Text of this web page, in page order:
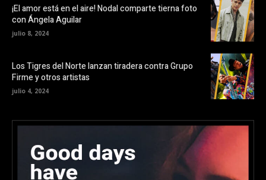
¡El amor está en el aire! Nodal comparte tierna foto
con Ángela Aguilar
julio 8, 2024
Los Tigres del Norte lanzan tiradera contra Grupo
Firme y otros artistas
julio 4, 2024